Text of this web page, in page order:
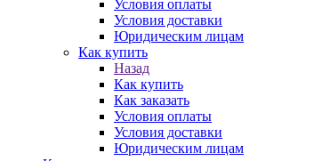
Условия оплаты
Условия доставки
Юридическим лицам
Как купить
Назад
Как купить
Как заказать
Условия оплаты
Условия доставки
Юридическим лицам